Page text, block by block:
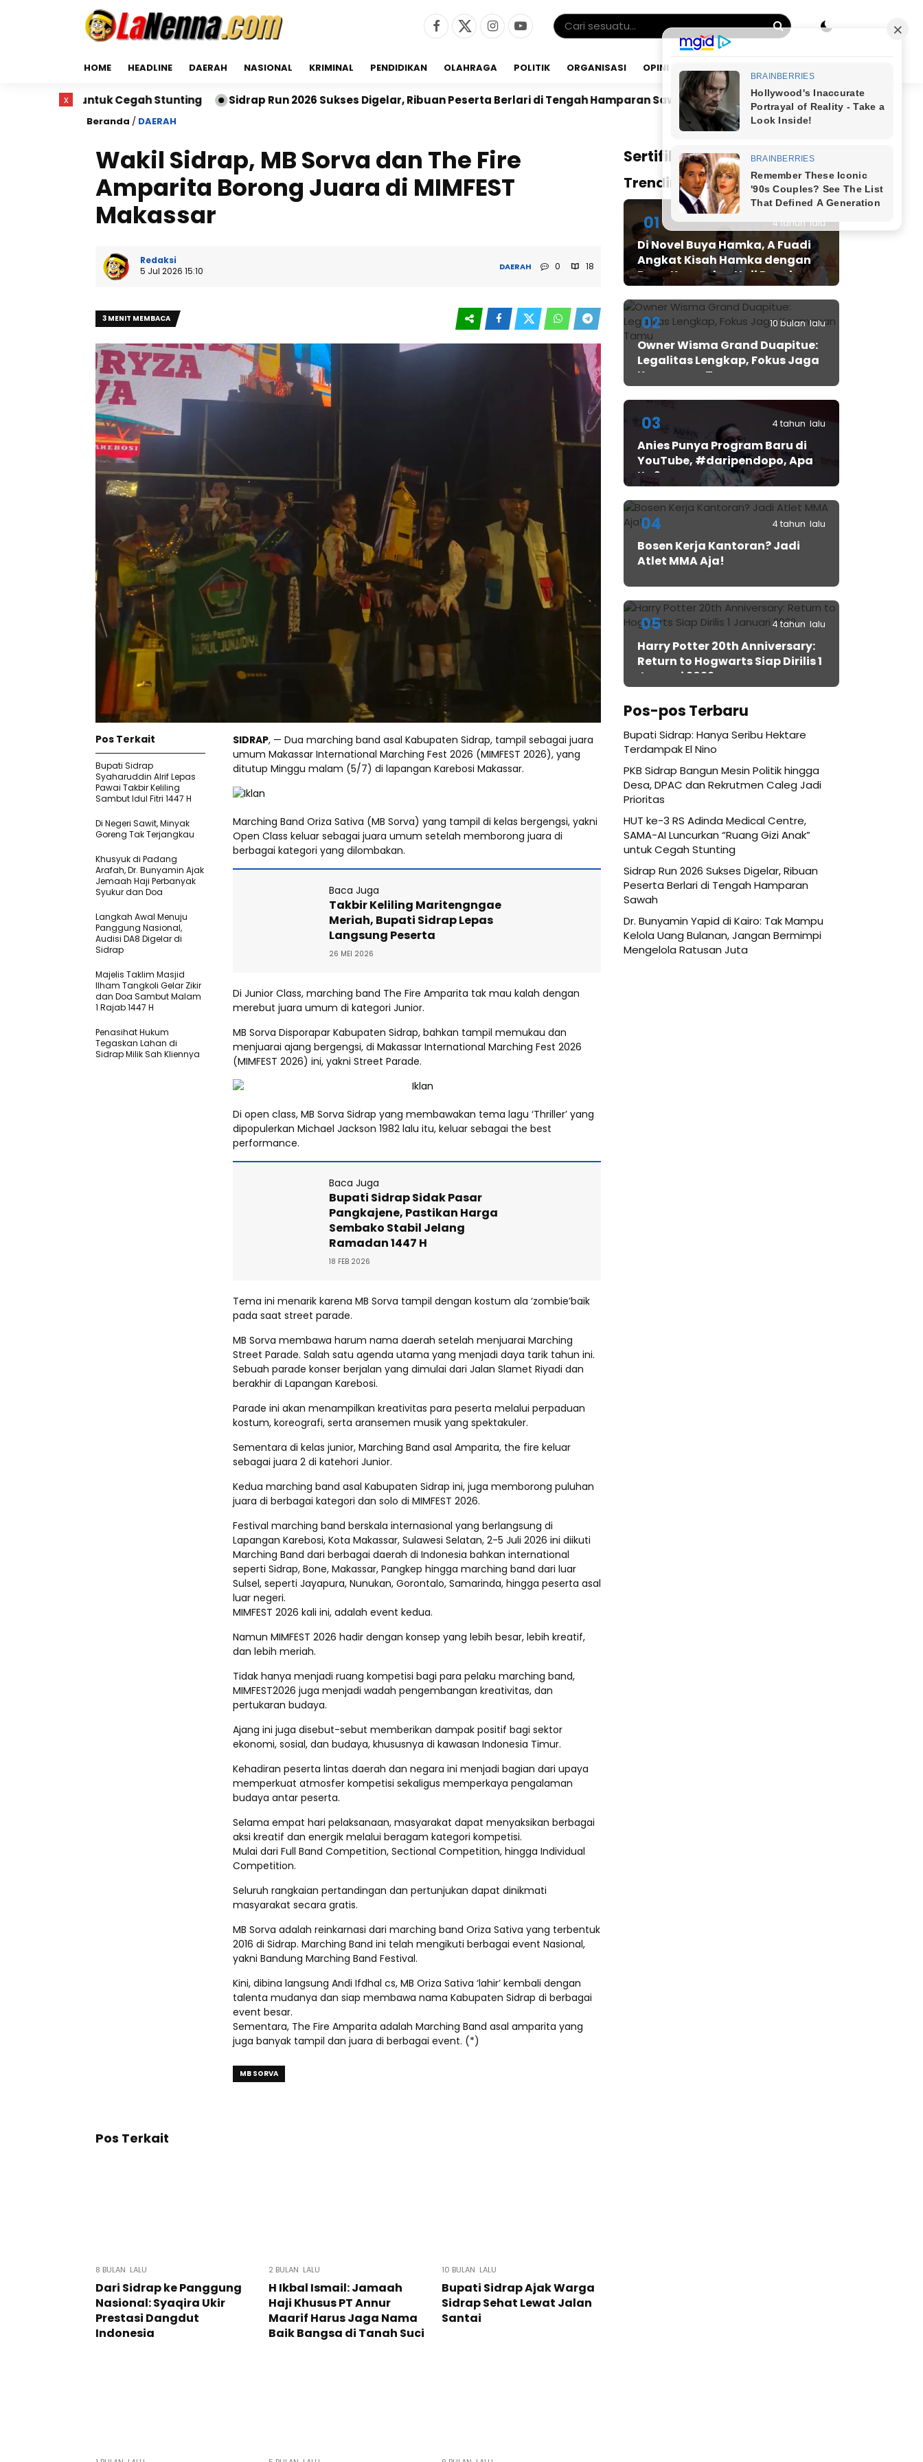
HOME HEADLINE DAERAH NASIONAL KRIMINAL PENDIDIKAN OLAHRAGA POLITIK ORGANISASI OPINI
Cegah Stunting Sidrap Run 2026 Sukses Digelar, Ribuan Peserta Berlari di Tengah Hamparan Sawah Dr. Bunyamin Yapid di Kairo: Tak Mampu Kelola
Beranda / DAERAH
Wakil Sidrap, MB Sorva dan The Fire
Amparita Borong Juara di MIMFEST
Makassar
Redaksi
5 Jul 2026 15:10
DAERAH 0 18
3 MENIT MEMBACA
SIDRAP, — Dua marching band asal Kabupaten Sidrap, tampil sebagai juara
umum Makassar International Marching Fest 2026 (MIMFEST 2026), yang
ditutup Minggu malam (5/7) di lapangan Karebosi Makassar.
Marching Band Oriza Sativa (MB Sorva) yang tampil di kelas bergengsi, yakni
Open Class keluar sebagai juara umum setelah memborong juara di
berbagai kategori yang dilombakan.
Baca Juga
Takbir Keliling Maritengngae
Meriah, Bupati Sidrap Lepas
Langsung Peserta
26 MEI 2026
Di Junior Class, marching band The Fire Amparita tak mau kalah dengan
merebut juara umum di kategori Junior.
MB Sorva Disporapar Kabupaten Sidrap, bahkan tampil memukau dan
menjuarai ajang bergengsi, di Makassar International Marching Fest 2026
(MIMFEST 2026) ini, yakni Street Parade.
Di open class, MB Sorva Sidrap yang membawakan tema lagu ‘Thriller’ yang
dipopulerkan Michael Jackson 1982 lalu itu, keluar sebagai the best
performance.
Baca Juga
Bupati Sidrap Sidak Pasar
Pangkajene, Pastikan Harga
Sembako Stabil Jelang
Ramadan 1447 H
18 FEB 2026
Tema ini menarik karena MB Sorva tampil dengan kostum ala ‘zombie’baik
pada saat street parade.
MB Sorva membawa harum nama daerah setelah menjuarai Marching
Street Parade. Salah satu agenda utama yang menjadi daya tarik tahun ini.
Sebuah parade konser berjalan yang dimulai dari Jalan Slamet Riyadi dan
berakhir di Lapangan Karebosi.
Parade ini akan menampilkan kreativitas para peserta melalui perpaduan
kostum, koreografi, serta aransemen musik yang spektakuler.
Sementara di kelas junior, Marching Band asal Amparita, the fire keluar
sebagai juara 2 di katehori Junior.
Kedua marching band asal Kabupaten Sidrap ini, juga memborong puluhan
juara di berbagai kategori dan solo di MIMFEST 2026.
Festival marching band berskala internasional yang berlangsung di
Lapangan Karebosi, Kota Makassar, Sulawesi Selatan, 2-5 Juli 2026 ini diikuti
Marching Band dari berbagai daerah di Indonesia bahkan international
seperti Sidrap, Bone, Makassar, Pangkep hingga marching band dari luar
Sulsel, seperti Jayapura, Nunukan, Gorontalo, Samarinda, hingga peserta asal
luar negeri.
MIMFEST 2026 kali ini, adalah event kedua.
Namun MIMFEST 2026 hadir dengan konsep yang lebih besar, lebih kreatif,
dan lebih meriah.
Tidak hanya menjadi ruang kompetisi bagi para pelaku marching band,
MIMFEST2026 juga menjadi wadah pengembangan kreativitas, dan
pertukaran budaya.
Ajang ini juga disebut-sebut memberikan dampak positif bagi sektor
ekonomi, sosial, dan budaya, khususnya di kawasan Indonesia Timur.
Kehadiran peserta lintas daerah dan negara ini menjadi bagian dari upaya
memperkuat atmosfer kompetisi sekaligus memperkaya pengalaman
budaya antar peserta.
Selama empat hari pelaksanaan, masyarakat dapat menyaksikan berbagai
aksi kreatif dan energik melalui beragam kategori kompetisi.
Mulai dari Full Band Competition, Sectional Competition, hingga Individual
Competition.
Seluruh rangkaian pertandingan dan pertunjukan dapat dinikmati
masyarakat secara gratis.
MB Sorva adalah reinkarnasi dari marching band Oriza Sativa yang terbentuk
2016 di Sidrap. Marching Band ini telah mengikuti berbagai event Nasional,
yakni Bandung Marching Band Festival.
Kini, dibina langsung Andi Ifdhal cs, MB Oriza Sativa ‘lahir’ kembali dengan
talenta mudanya dan siap membawa nama Kabupaten Sidrap di berbagai
event besar.
Sementara, The Fire Amparita adalah Marching Band asal amparita yang
juga banyak tampil dan juara di berbagai event. (*)
MB SORVA
Pos Terkait
Bupati Sidrap
Syaharuddin Alrif Lepas
Pawai Takbir Keliling
Sambut Idul Fitri 1447 H
Di Negeri Sawit, Minyak
Goreng Tak Terjangkau
Khusyuk di Padang
Arafah, Dr. Bunyamin Ajak
Jemaah Haji Perbanyak
Syukur dan Doa
Langkah Awal Menuju
Panggung Nasional,
Audisi DA8 Digelar di
Sidrap
Majelis Taklim Masjid
Ilham Tangkoli Gelar Zikir
dan Doa Sambut Malam
1 Rajab 1447 H
Penasihat Hukum
Tegaskan Lahan di
Sidrap Milik Sah Kliennya
Pos Terkait
8 BULAN LALU
Dari Sidrap ke Panggung
Nasional: Syaqira Ukir
Prestasi Dangdut
Indonesia
2 BULAN LALU
H Ikbal Ismail: Jamaah
Haji Khusus PT Annur
Maarif Harus Jaga Nama
Baik Bangsa di Tanah Suci
10 BULAN LALU
Bupati Sidrap Ajak Warga
Sidrap Sehat Lewat Jalan
Santai
Sertifikat JMSI
Trending Post
01 4 tahun lalu
Di Novel Buya Hamka, A Fuadi
Angkat Kisah Hamka dengan
Bung Karno dan Haji Rasul
02 10 bulan lalu
Owner Wisma Grand Duapitue:
Legalitas Lengkap, Fokus Jaga
Keamanan Tamu
03 4 tahun lalu
Anies Punya Program Baru di
YouTube, #daripendopo, Apa
Itu?
04 4 tahun lalu
Bosen Kerja Kantoran? Jadi
Atlet MMA Aja!
05 4 tahun lalu
Harry Potter 20th Anniversary:
Return to Hogwarts Siap Dirilis 1
Januari 2022
Pos-pos Terbaru
Bupati Sidrap: Hanya Seribu Hektare
Terdampak El Nino
PKB Sidrap Bangun Mesin Politik hingga
Desa, DPAC dan Rekrutmen Caleg Jadi
Prioritas
HUT ke-3 RS Adinda Medical Centre,
SAMA-AI Luncurkan “Ruang Gizi Anak”
untuk Cegah Stunting
Sidrap Run 2026 Sukses Digelar, Ribuan
Peserta Berlari di Tengah Hamparan
Sawah
Dr. Bunyamin Yapid di Kairo: Tak Mampu
Kelola Uang Bulanan, Jangan Bermimpi
Mengelola Ratusan Juta
x x